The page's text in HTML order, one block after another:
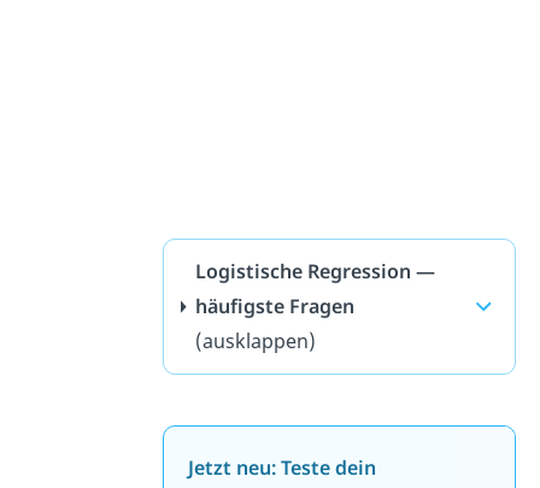
Logistische Regression —
häufigste Fragen
(ausklappen)
Jetzt neu: Teste dein